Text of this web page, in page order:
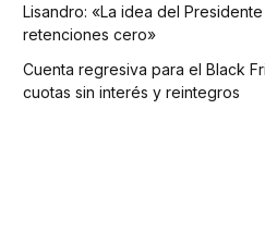
Lisandro: «La idea del
retenciones cero»
Cuenta regresiva para el Black
cuotas sin interés y reintegros